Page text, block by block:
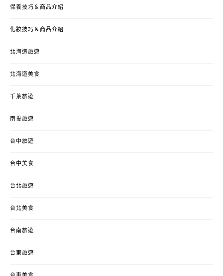
保養技巧＆商品介紹
化妝技巧＆商品介紹
北海道旅遊
北海道美食
千葉旅遊
南投旅遊
台中旅遊
台中美食
台北旅遊
台北美食
台南旅遊
台東旅遊